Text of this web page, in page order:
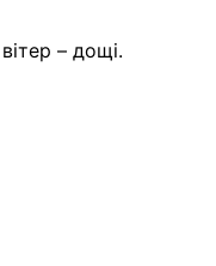
– дощі.